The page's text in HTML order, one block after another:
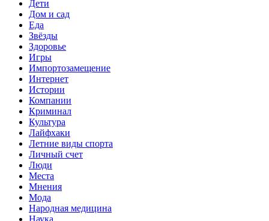
Дети
Дом и сад
Еда
Звёзды
Здоровье
Игры
Импортозамещение
Интернет
Истории
Компании
Криминал
Культура
Лайфхаки
Летние виды спорта
Личный счет
Люди
Места
Мнения
Мода
Народная медицина
Наука